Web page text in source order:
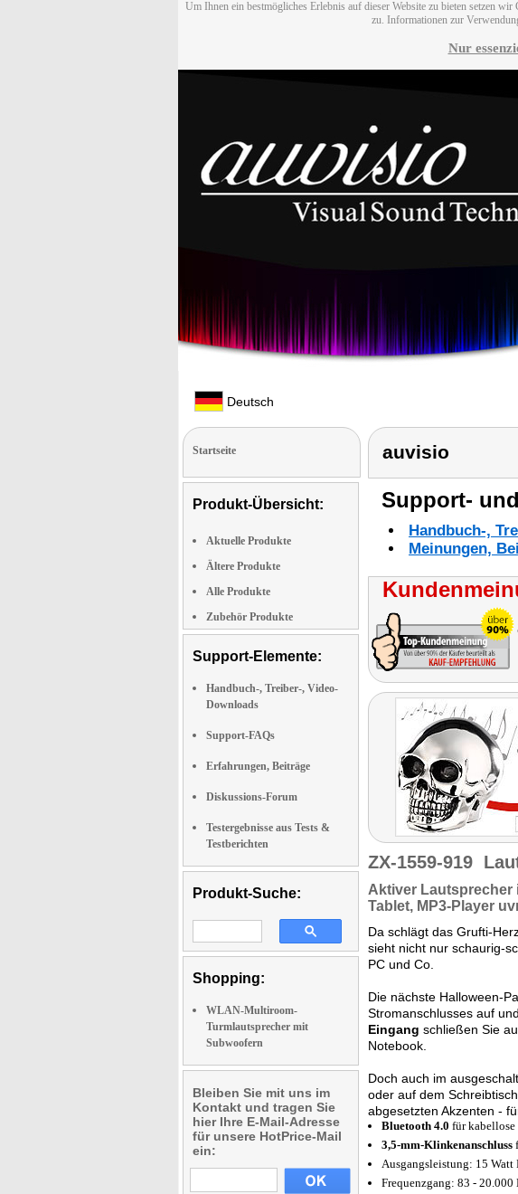
Um Ihnen ein bestmögliches Erlebnis auf dieser Website zu bieten setzen
zu. Informationen zur
Nur
Deutsch
Startseite
Produkt-Übersicht:
Aktuelle Produkte
Ältere Produkte
Alle Produkte
Zubehör Produkte
Support-Elemente:
Handbuch-, Treiber-, Video-
Downloads
Support-FAQs
Erfahrungen, Beiträge
Diskussions-Forum
Testergebnisse aus Tests &
Testberichten
Produkt-Suche:
Shopping:
WLAN-Multiroom-
Turmlautsprecher mit
Subwoofern
Bleiben Sie mit uns im
Kontakt und tragen Sie
hier Ihre E-Mail-Adresse
für unsere HotPrice-Mail
ein:
auvisio
Support-
Handbuch-,
Meinungen,
ZX-1559-919
Aktiver Lautsprecher
Tablet, MP3-Player
Da schlägt das Grufti-
sieht nicht nur schaurig-
PC und Co.
Die nächste Halloween-
Stromanschlusses auf
Eingang schließen Sie
Notebook.
Doch auch im
oder auf dem
abgesetzten Akzenten -
Bluetooth 4.0 für
3,5-mm-Klinkenanschluss
Ausgangsleistung: 15
Frequenzgang: 83 - 20.000